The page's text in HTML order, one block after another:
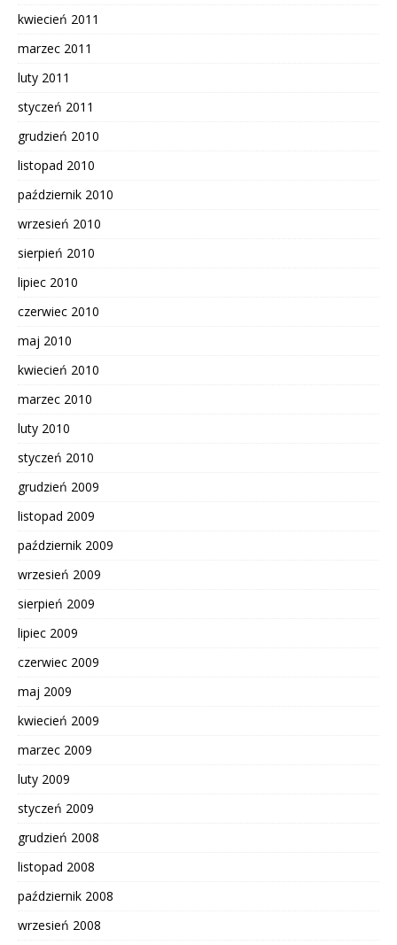
kwiecień 2011
marzec 2011
luty 2011
styczeń 2011
grudzień 2010
listopad 2010
październik 2010
wrzesień 2010
sierpień 2010
lipiec 2010
czerwiec 2010
maj 2010
kwiecień 2010
marzec 2010
luty 2010
styczeń 2010
grudzień 2009
listopad 2009
październik 2009
wrzesień 2009
sierpień 2009
lipiec 2009
czerwiec 2009
maj 2009
kwiecień 2009
marzec 2009
luty 2009
styczeń 2009
grudzień 2008
listopad 2008
październik 2008
wrzesień 2008